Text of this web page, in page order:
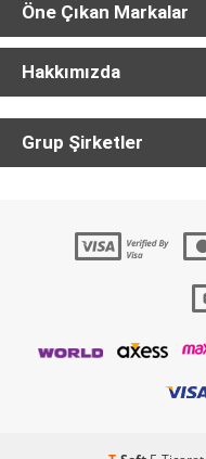
Öne Çıkan Markalar
Hakkımızda
Grup Şirketler